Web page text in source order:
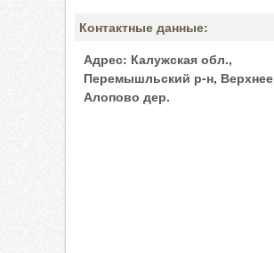
Контактные данные:
Адрес: Калужская обл.,
Перемышльский р-н, Верхнее
Алопово дер.